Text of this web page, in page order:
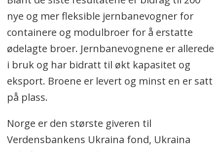
nye og mer fleksible jernbanevogner for
containere og modulbroer for å erstatte
ødelagte broer. Jernbanevognene er allerede
i bruk og har bidratt til økt kapasitet og
eksport. Broene er levert og minst en er satt
på plass.
Norge er den største giveren til
Verdensbankens Ukraina fond, Ukraina